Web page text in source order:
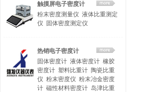
触摸屏电子密度计
粉末密度测量仪 液体比重测定
仪
固体密度测定仪
热销电子密度计
固体密度计 液体密度计 橡胶
密度计 塑料比重计 陶瓷比重
仪 粉末密度仪 粉末冶金密度
计 磁性材料密度计 岛津比重